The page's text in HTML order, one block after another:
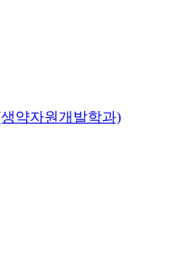
약자원개발학과)